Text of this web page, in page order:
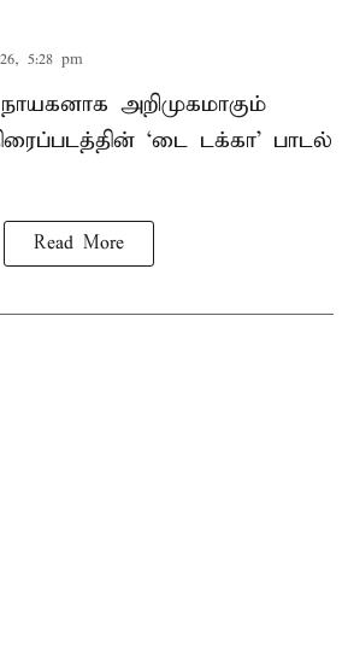
5:28 pm
நாயகனாக அறிமுகமாகும்
‘டை டக்கா’ பாடல்
Read More